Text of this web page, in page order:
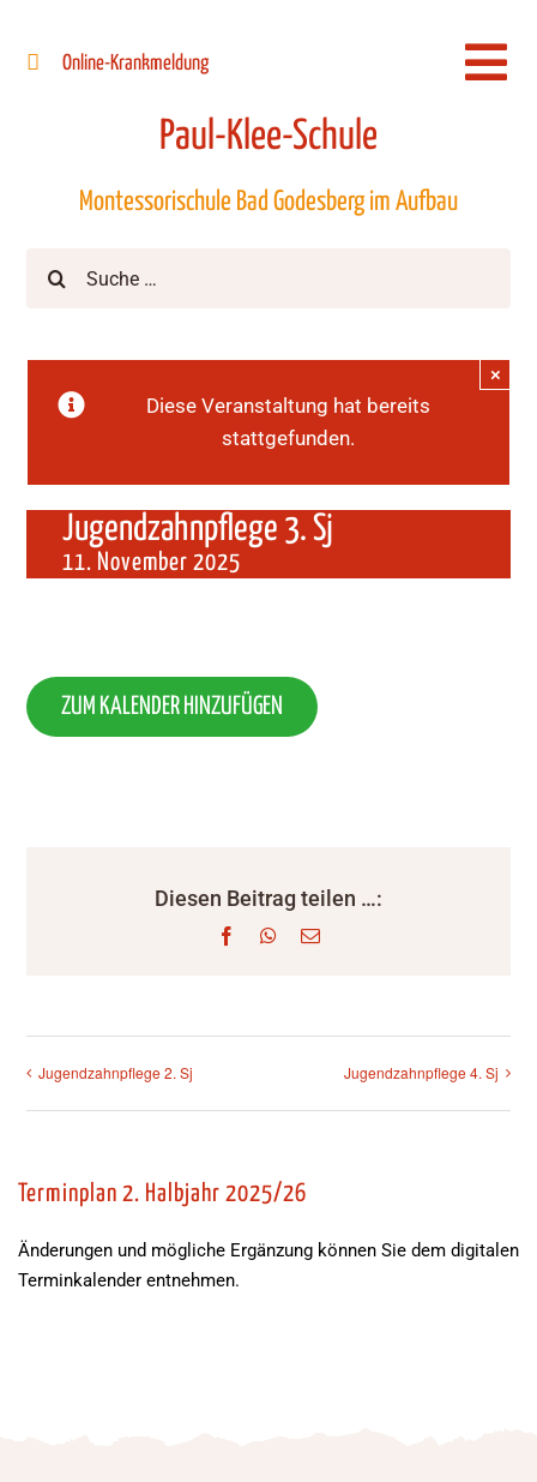
nach:
Paul-Klee-Schule
Montessorischule Bad Godesberg im Aufbau
Online-Krankmeldung
Diese Veranstaltung hat bereits
stattgefunden.
×
Jugendzahnpflege 3. Sj
11. November 2025
ZUM KALENDER HINZUFÜGEN
Diesen Beitrag teilen …:
FacebookWhatsApp
E-
Jugendzahnpflege 2. Sj Jugendzahnpflege 4. Sj
Terminplan 2. Halbjahr 2025/26
Änderungen und mögliche Ergänzung können Sie dem digitalen
Terminkalender entnehmen.